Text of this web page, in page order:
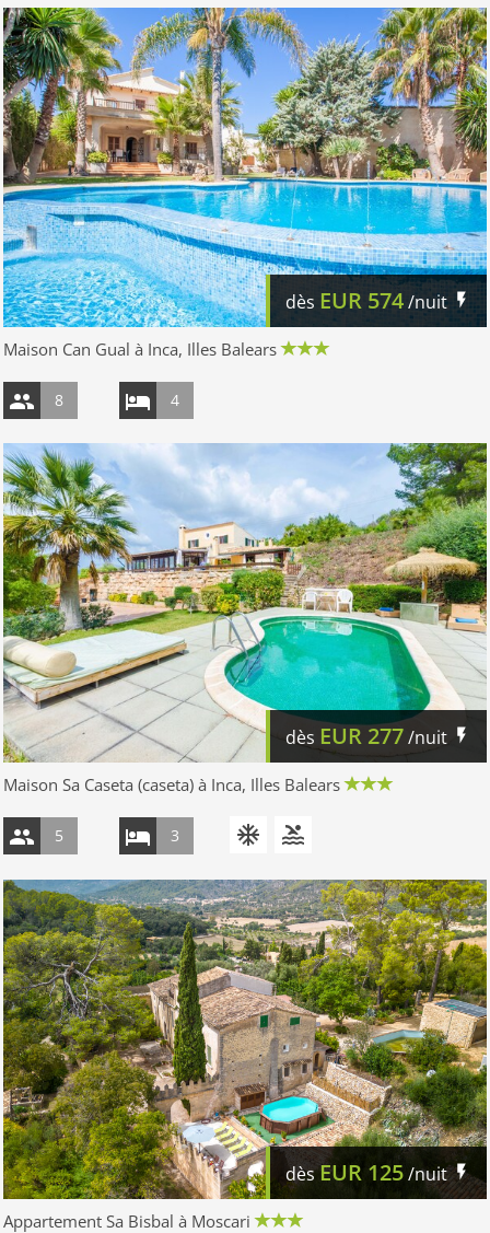
dès EUR 574/nuit
Maison Can Gual à Inca, Illes Balears
8 4
dès EUR277/nuit
Maison Sa Caseta (caseta) à Inca, Illes Balears
5 3
dèsEUR 125/nuit
Appartement Sa Bisbal à Moscari